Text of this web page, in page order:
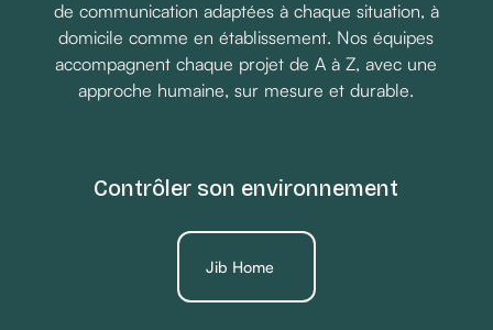
de communication adaptées à chaque situation, à
domicile comme en établissement. Nos équipes
accompagnent chaque projet de A à Z, avec une
approche humaine, sur mesure et durable.
Contrôler son environnement
Jib Home